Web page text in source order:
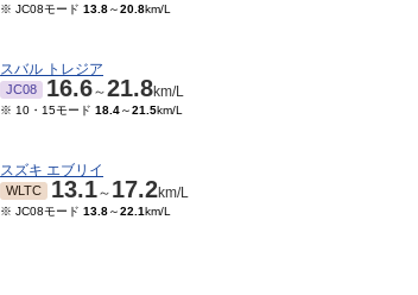
※ JC08モード 13.8～20.8km/L
スバル トレジア
JC08 16.6～21.8km/L
※ 10・15モード 18.4～21.5km/L
スズキ エブリイ
WLTC 13.1～ 17.2km/L
※ JC08モード 13.8～22.1km/L